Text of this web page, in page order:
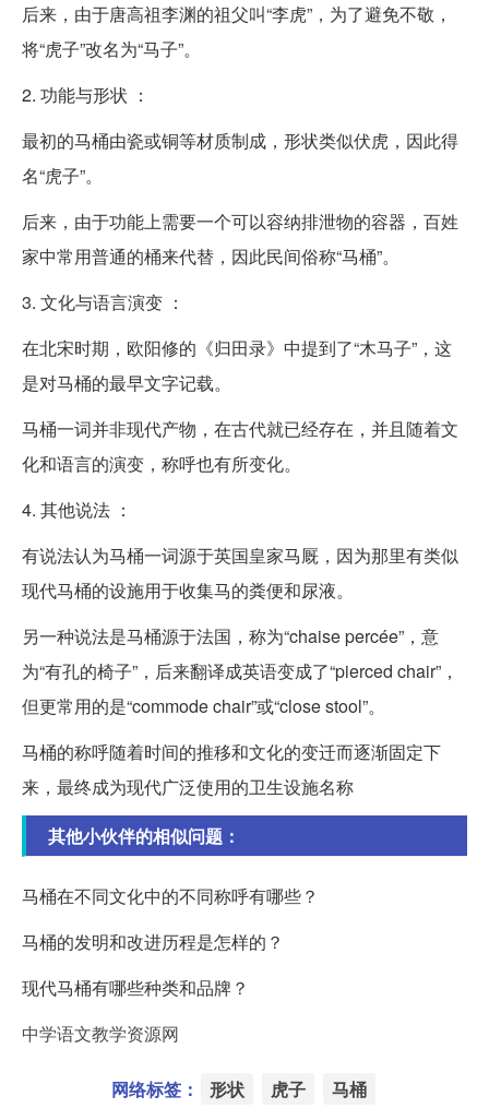
后来，由于唐高祖李渊的祖父叫“李虎”，为了避免不敬，
将“虎子”改名为“马子”。
2. 功能与形状 ：
最初的马桶由瓷或铜等材质制成，形状类似伏虎，因此得
名“虎子”。
后来，由于功能上需要一个可以容纳排泄物的容器，百姓
家中常用普通的桶来代替，因此民间俗称“马桶”。
3. 文化与语言演变 ：
在北宋时期，欧阳修的《归田录》中提到了“木马子”，这
是对马桶的最早文字记载。
马桶一词并非现代产物，在古代就已经存在，并且随着文
化和语言的演变，称呼也有所变化。
4. 其他说法 ：
有说法认为马桶一词源于英国皇家马厩，因为那里有类似
现代马桶的设施用于收集马的粪便和尿液。
另一种说法是马桶源于法国，称为“chaise percée”，意
为“有孔的椅子”，后来翻译成英语变成了“pierced chair”，
但更常用的是“commode chair”或“close stool”。
马桶的称呼随着时间的推移和文化的变迁而逐渐固定下
来，最终成为现代广泛使用的卫生设施名称
其他小伙伴的相似问题：
马桶在不同文化中的不同称呼有哪些？
马桶的发明和改进历程是怎样的？
现代马桶有哪些种类和品牌？
中学语文教学资源网
网络标签： 形状 虎子 马桶